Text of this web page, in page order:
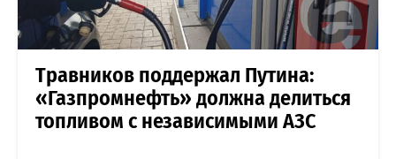
Травников поддержал Путина:
«Газпромнефть» должна делиться
топливом с независимыми АЗС